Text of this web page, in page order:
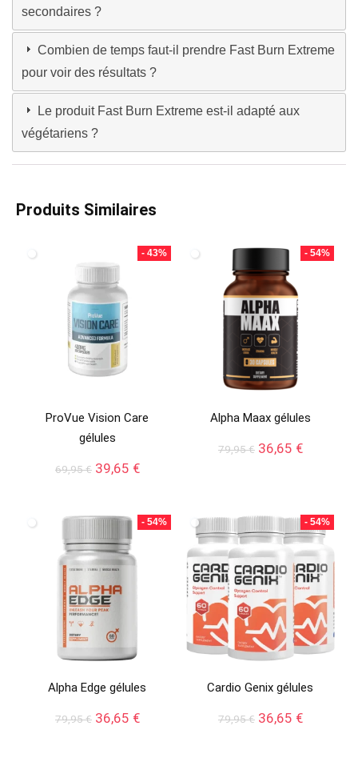
secondaires ?
Combien de temps faut-il prendre Fast Burn Extreme
pour voir des résultats ?
Le produit Fast Burn Extreme est-il adapté aux
végétariens ?
Produits Similaires
- 43%
ProVue Vision Care
gélules
69,95€ Le
était :
69,95 €.
39,65 €Le
est :
39,65 €.
- 54%
Alpha Maax gélules
79,95€ Le
79,95 €.
36,65 €Le
36,65 €.
- 54%
Alpha Edge gélules
79,95€ Le
36,65 €Le
- 54%
Cardio Genix gélules
79,95€ Le
36,65 €Le